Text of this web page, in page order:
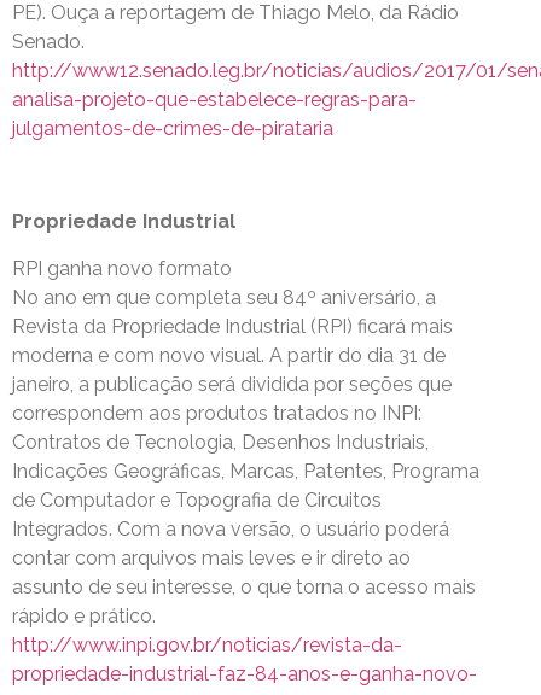
PE). Ouça a reportagem de Thiago Melo, da Rádio
Senado.
http://www12.senado.leg.br/noticias/audios/2017/01/
analisa-projeto-que-estabelece-regras-para-
julgamentos-de-crimes-de-pirataria
Propriedade Industrial
RPI ganha novo formato
No ano em que completa seu 84º aniversário, a
Revista da Propriedade Industrial (RPI) ficará mais
moderna e com novo visual. A partir do dia 31 de
janeiro, a publicação será dividida por seções que
correspondem aos produtos tratados no INPI:
Contratos de Tecnologia, Desenhos Industriais,
Indicações Geográficas, Marcas, Patentes, Programa
de Computador e Topografia de Circuitos
Integrados. Com a nova versão, o usuário poderá
contar com arquivos mais leves e ir direto ao
assunto de seu interesse, o que torna o acesso mais
rápido e prático.
http://www.inpi.gov.br/noticias/revista-da-
propriedade-industrial-faz-84-anos-e-ganha-novo-